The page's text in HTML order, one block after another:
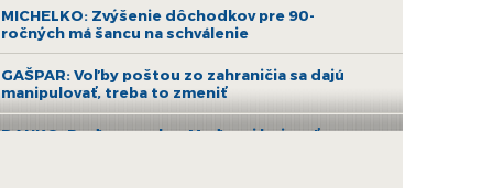
MICHELKO: Zvýšenie dôchodkov pre 90-
ročných má šancu na schválenie
GAŠPAR: Voľby poštou zo zahraničia sa dajú
manipulovať, treba to zmeniť
DANKO: Poďme spolu s Maďarmi bojovať za